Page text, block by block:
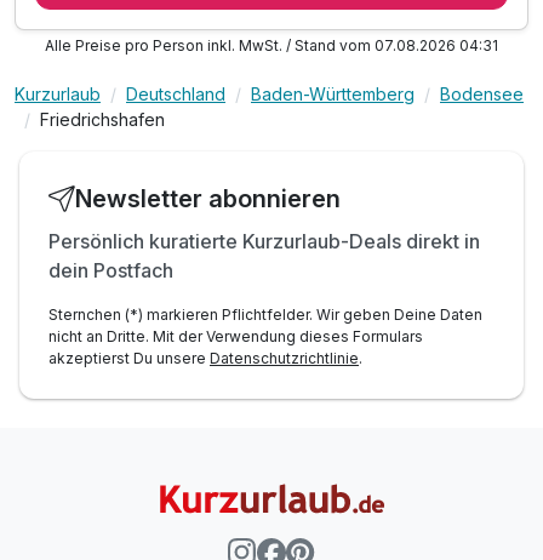
1 x Aperitif
Indoor-Pool mit Infrarot-Kabine, Ruhe-Wintergarten
und Erlebnisdusche, Zirbenstube
Saunalandschaft (mit Textil) mit Kräuter-Sauna und
Dampfbad, Salzgrotte, Ruhe-Raum mit Wasserbetten
Alle Preise pro Person inkl. MwSt. / Stand vom 07.08.2026 04:31
Kurzurlaub Deutschland Baden-Württemberg
Bodensee
Friedrichshafen
Newsletter abonnieren
Persönlich kuratierte Kurzurlaub-Deals direkt in
dein Postfach
Sternchen (*) markieren Pflichtfelder. Wir geben Deine Daten
nicht an Dritte. Mit der Verwendung dieses Formulars
akzeptierst Du unsere Datenschutzrichtlinie.